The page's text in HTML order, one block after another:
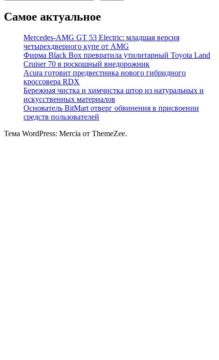
Самое актуальное
Mercedes-AMG GT 53 Electric: младшая версия
четырехдверного купе от AMG
Фирма Black Box превратила утилитарный Toyota Land
Cruiser 70 в роскошный внедорожник
Acura готовит предвестника нового гибридного
кроссовера RDX
Бережная чистка и химчистка штор из натуральных и
искусственных материалов
Основатель BitMart отверг обвинения в присвоении
средств пользователей
Тема WordPress: Mercia от ThemeZee.